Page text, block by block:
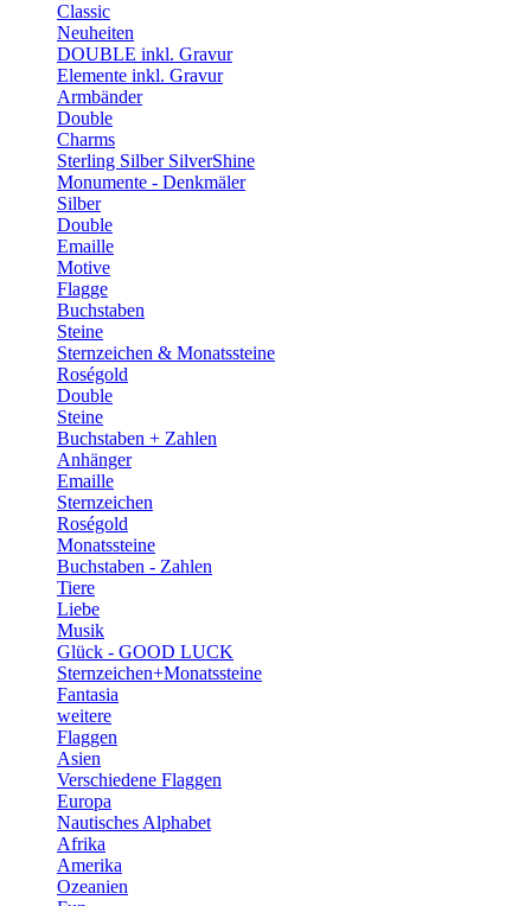
Classic
Neuheiten
DOUBLE inkl. Gravur
Elemente inkl. Gravur
Armbänder
Double
Charms
Sterling Silber SilverShine
Monumente - Denkmäler
Silber
Double
Emaille
Motive
Flagge
Buchstaben
Steine
Sternzeichen & Monatssteine
Roségold
Double
Steine
Buchstaben + Zahlen
Anhänger
Emaille
Sternzeichen
Roségold
Monatssteine
Buchstaben - Zahlen
Tiere
Liebe
Musik
Glück - GOOD LUCK
Sternzeichen+Monatssteine
Fantasia
weitere
Flaggen
Asien
Verschiedene Flaggen
Europa
Nautisches Alphabet
Afrika
Amerika
Ozeanien